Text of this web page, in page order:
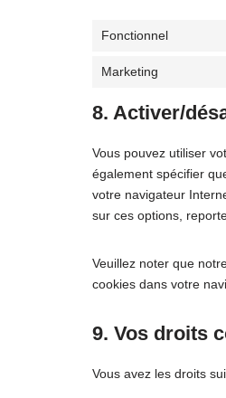
Fonctionnel
Marketing
8. Activer/
Vous pouvez utiliser
également spécifier
votre navigateur
sur ces options,
Veuillez noter que
cookies dans votre
9. Vos droits
Vous avez les droits